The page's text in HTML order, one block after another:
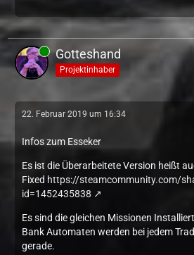
Gotteshand
Projektinhaber
22. Februar 2019 um 16:34
Infos zum Esseker
Es ist die Überarbeitete Version heißt
Fixed https://steamcommunity.com/
id=1452435838
Es sind die gleichen Missionen
Bank Automaten werden bei jedem
gerade.